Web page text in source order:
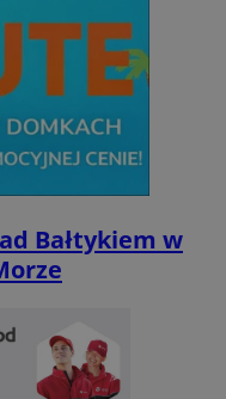
Bałtykiem w
sosnowiecki.pl